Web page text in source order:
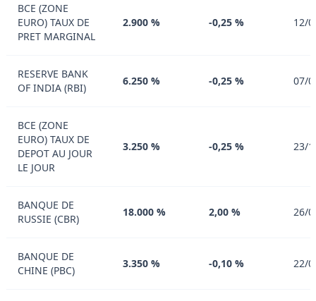
BCE (ZONE
EURO) TAUX DE
PRET MARGINAL
2.900 % -0,25 % 12/
RESERVE BANK
OF INDIA (RBI)
6.250 % -0,25 % 07/
BCE (ZONE
EURO) TAUX DE
DEPOT AU JOUR
LE JOUR
3.250 % -0,25 % 23/
BANQUE DE
RUSSIE (CBR)
18.000 % 2,00 % 26/
BANQUE DE
CHINE (PBC)
3.350 % -0,10 % 22/